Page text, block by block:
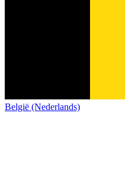
België (Nederlands)